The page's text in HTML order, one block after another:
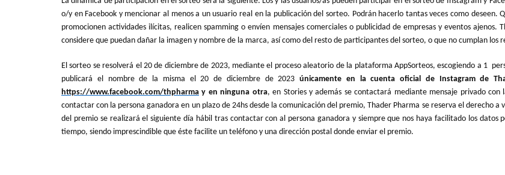
o/y en Facebook y mencionar al menos a un usuario real en la publicación del sorteo. Podrán hacerlo tantas veces como deseen.
promocionen actividades ilícitas, realicen spamming o envíen mensajes comerciales o publicidad de empresas y eventos ajenos.
considere que puedan dañar la imagen y nombre de la marca, así como del resto de participantes del sorteo, o que no cumplan los
El sorteo se resolverá el 20 de diciembre de 2023, mediante el proceso aleatorio de la plataforma AppSorteos, escogiendo a 1
publicará el nombre de la misma el 20 de diciembre de 2023 únicamente en la cuenta oficial de Instagram de
https://www.facebook.com/thpharma y en ninguna otra, en Stories y además se contactará mediante mensaje privado
contactar con la persona ganadora en un plazo de 24hs desde la comunicación del premio, Thader Pharma se reserva el derecho
del premio se realizará el siguiente día hábil tras contactar con al persona ganadora y siempre que nos haya facilitado los
tiempo, siendo imprescindible que éste facilite un teléfono y una dirección postal donde enviar el premio.